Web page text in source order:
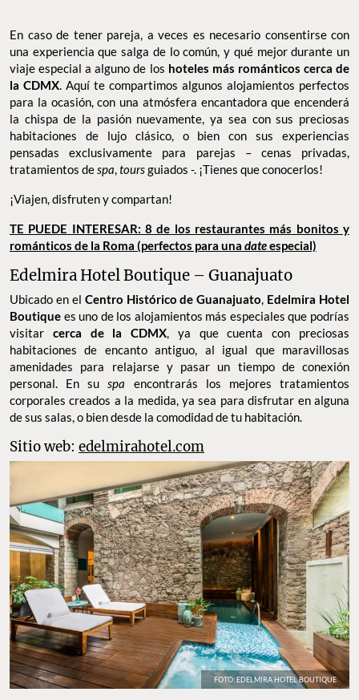
En caso de tener pareja, a veces es necesario consentirse con
una experiencia que salga de lo común, y qué mejor durante un
viaje especial a alguno de los hoteles más románticos cerca de
la CDMX. Aquí te compartimos algunos alojamientos perfectos
para la ocasión, con una atmósfera encantadora que encenderá
la chispa de la pasión nuevamente, ya sea con sus preciosas
habitaciones de lujo clásico, o bien con sus experiencias
pensadas exclusivamente para parejas – cenas privadas,
tratamientos despa,toursguiados -. ¡Tienes que conocerlos!
¡Viajen, disfruten y compartan!
TE PUEDE INTERESAR: 8 de los restaurantes más bonitos y
románticos de la Roma (perfectos para una dateespecial)
Edelmira Hotel Boutique – Guanajuato
Ubicado en el Centro Histórico de Guanajuato, Edelmira Hotel
Boutique es uno de los alojamientos más especiales que podrías
visitar cerca de la CDMX, ya que cuenta con preciosas
habitaciones de encanto antiguo, al igual que maravillosas
amenidades para relajarse y pasar un tiempo de conexión
personal. En suspa encontrarás los mejores tratamientos
corporales creados a la medida, ya sea para disfrutar en alguna
de sus salas, o bien desde la comodidad de tu habitación.
Sitio web: edelmirahotel.com
FOTO: EDELMIRA HOTEL BOUTIQUE